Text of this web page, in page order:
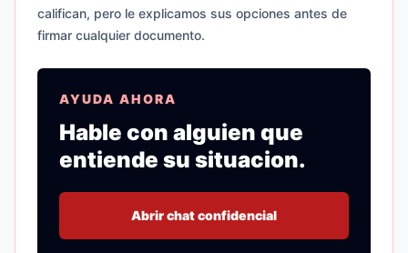
califican, pero le explicamos sus opciones antes de
firmar cualquier documento.
AYUDA AHORA
Hable con alguien que
entiende su situacion.
Abrir chat confidencial